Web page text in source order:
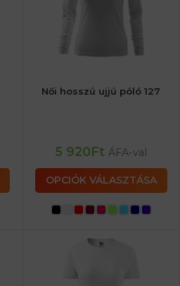
Női hosszú ujjú póló 127
5 920Ft ÁFA-val
OPCIÓK VÁLASZTÁSA